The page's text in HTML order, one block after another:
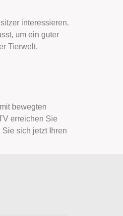
interessieren.
um ein guter
Tierwelt.
bewegten
erreichen Sie
sich jetzt Ihren